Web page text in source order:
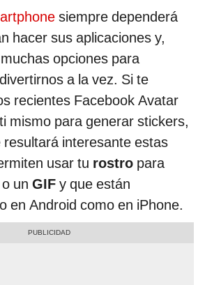
siempre dependerá
hacer sus aplicaciones y,
opciones para
a la vez. Si te
recientes Facebook Avatar
mismo para generar stickers,
interesante estas
usar tu rostro para
o un GIF y que están
en Android como en iPhone.